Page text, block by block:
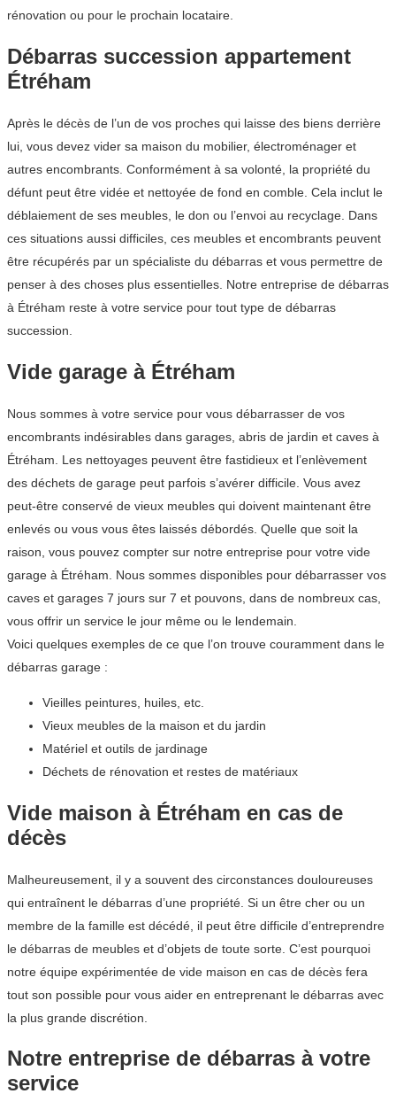
rénovation ou pour le prochain locataire.
Débarras succession appartement
Étréham
Après le décès de l’un de vos proches qui laisse des biens derrière
lui, vous devez vider sa maison du mobilier, électroménager et
autres encombrants. Conformément à sa volonté, la propriété du
défunt peut être vidée et nettoyée de fond en comble. Cela inclut le
déblaiement de ses meubles, le don ou l’envoi au recyclage. Dans
ces situations aussi difficiles, ces meubles et encombrants peuvent
être récupérés par un spécialiste du débarras et vous permettre de
penser à des choses plus essentielles. Notre entreprise de débarras
à Étréham reste à votre service pour tout type de débarras
succession.
Vide garage à Étréham
Nous sommes à votre service pour vous débarrasser de vos
encombrants indésirables dans garages, abris de jardin et caves à
Étréham. Les nettoyages peuvent être fastidieux et l’enlèvement
des déchets de garage peut parfois s’avérer difficile. Vous avez
peut-être conservé de vieux meubles qui doivent maintenant être
enlevés ou vous vous êtes laissés débordés. Quelle que soit la
raison, vous pouvez compter sur notre entreprise pour votre vide
garage à Étréham. Nous sommes disponibles pour débarrasser vos
caves et garages 7 jours sur 7 et pouvons, dans de nombreux cas,
vous offrir un service le jour même ou le lendemain.
Voici quelques exemples de ce que l’on trouve couramment dans le
débarras garage :
Vieilles peintures, huiles, etc.
Vieux meubles de la maison et du jardin
Matériel et outils de jardinage
Déchets de rénovation et restes de matériaux
Vide maison à Étréham en cas de
décès
Malheureusement, il y a souvent des circonstances douloureuses
qui entraînent le débarras d’une propriété. Si un être cher ou un
membre de la famille est décédé, il peut être difficile d’entreprendre
le débarras de meubles et d’objets de toute sorte. C’est pourquoi
notre équipe expérimentée de vide maison en cas de décès fera
tout son possible pour vous aider en entreprenant le débarras avec
la plus grande discrétion.
Notre entreprise de débarras à votre
service